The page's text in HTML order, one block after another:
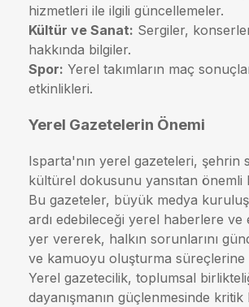
hizmetleri ile ilgili güncellemeler.
Kültür ve Sanat: Sergiler,
hakkında bilgiler.
Spor: Yerel takımların maç
etkinlikleri.
Yerel Gazetelerin Önemi
Isparta'nın yerel gazeteleri, şehrin
kültürel dokusunu yansıtan önemli
Bu gazeteler, büyük medya
ardı edebileceği yerel haberlere ve
yer vererek, halkın sorunlarını
ve kamuoyu oluşturma süreçlerine
Yerel gazetecilik, toplumsal
dayanışmanın güçlenmesinde